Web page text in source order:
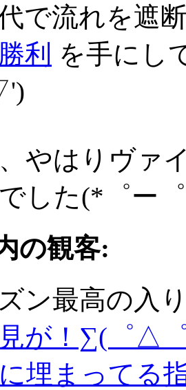
で流れを遮
利 を手にし
やはりヴァ
した(*゜ー
の観客:
ン最高の入
が！∑(゜△
埋まってる